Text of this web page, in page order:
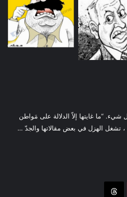
شيء. “ما غايتها إلاّ الدلالة على مَواطن
، تشغل الهزل في بعض مقالاتها والجدّ …
‫TikTok